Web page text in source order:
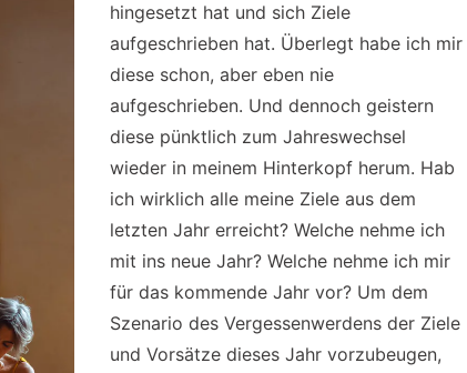
hingesetzt hat und sich Ziele
aufgeschrieben hat. Überlegt habe ich mir
diese schon, aber eben nie
aufgeschrieben. Und dennoch geistern
diese pünktlich zum Jahreswechsel
wieder in meinem Hinterkopf herum. Hab
ich wirklich alle meine Ziele aus dem
letzten Jahr erreicht? Welche nehme ich
mit ins neue Jahr? Welche nehme ich mir
für das kommende Jahr vor? Um dem
Szenario des Vergessenwerdens der Ziele
und Vorsätze dieses Jahr vorzubeugen,